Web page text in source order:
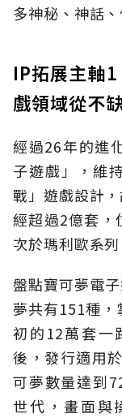
多神秘、神話
IP拓展主軸
戲領域從不
經過26年的進
子遊戲」，維
戰」遊戲設計
經超過2億套，
次於瑪利歐系列
盤點寶可夢電
夢共有151種，
初的12萬套一
後，發行適用
可夢數量達到
世代，畫面與